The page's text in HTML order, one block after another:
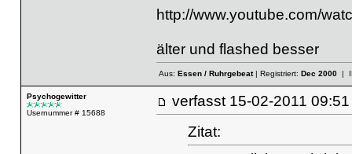
http://www.youtube.com/
älter und flashed besser
Aus: Essen / Ruhrgebeat| Registriert: Dec 2000|
Psychogewitter
Usernummer # 15688
verfasst 15-02-2011
Zitat: